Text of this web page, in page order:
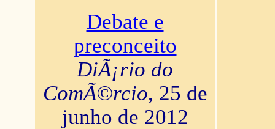
Debate e
preconceito
DiÃ¡rio do
ComÃ©rcio, 25 de
junho de 2012